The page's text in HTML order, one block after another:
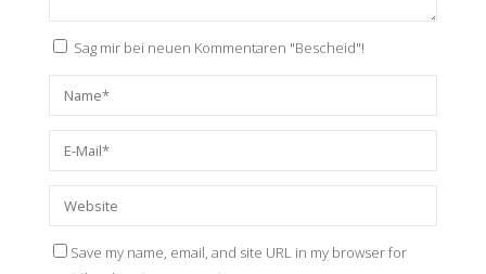
Sag mir bei neuen Kommentaren "Bescheid"!
Save my name, email, and site URL in my browser for